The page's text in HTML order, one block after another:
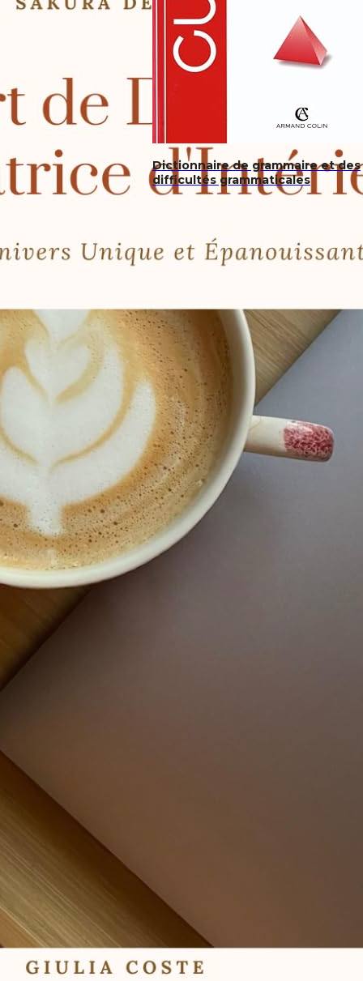
Dictionnaire de grammaire et des
difficultés grammaticales